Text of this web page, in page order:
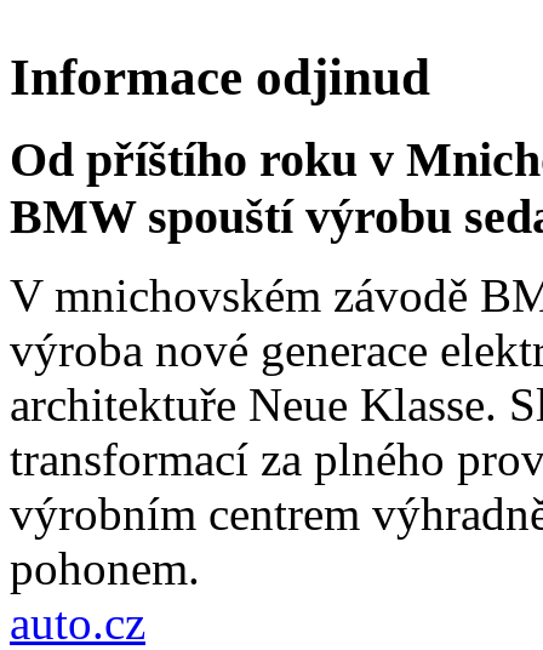
Informace odjinud
Od příštího roku v
BMW spouští výrobu
V mnichovském závodě
výroba nové generace
architektuře Neue Klasse.
transformací za plného
výrobním centrem
pohonem.
auto.cz